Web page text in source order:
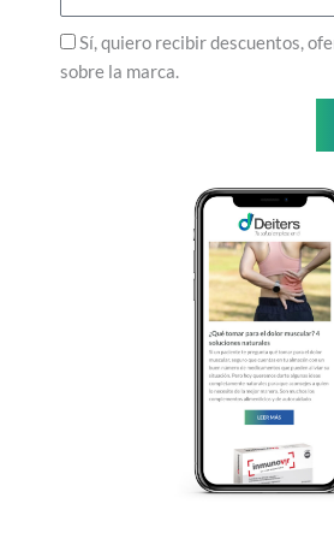
Privacidad
Sí, quiero recibir descuentos,
sobre la marca.